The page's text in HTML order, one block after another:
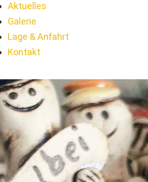
Aktuelles
Galerie
Lage & Anfahrt
Kontakt